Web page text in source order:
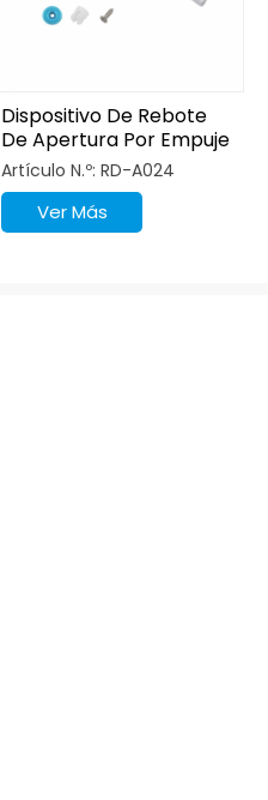
Dispositivo De Rebote
De Apertura Por Empuje
De Gabinete Magnético
Artículo N.º: RD-A024
Ver Más